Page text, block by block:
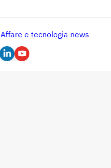
Affare e tecnologia news